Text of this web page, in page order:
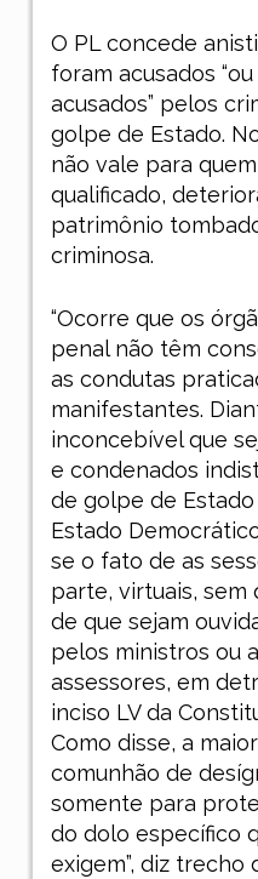
O PL concede
foram acusados
acusados” pelos
golpe de Estado.
não vale para
qualificado,
patrimônio
criminosa.
“Ocorre que os
penal não têm
as condutas
manifestantes.
inconcebível que
e condenados
de golpe de
Estado
se o fato de as
parte, virtuais, sem
de que sejam
pelos ministros ou
assessores, em
inciso LV da
Como disse, a
comunhão de
somente para
do dolo específico
exigem”, diz trecho